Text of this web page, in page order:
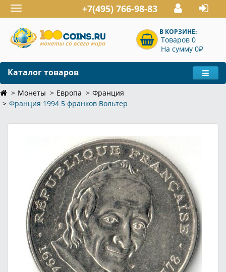
Toggle
navigation
+7(495) 766-98-83
В КОРЗИНЕ:
Товаров 0
На сумму 0P
Каталог товаров
Монеты Европа
Франция
Франция 1994 5 франков Вольтер